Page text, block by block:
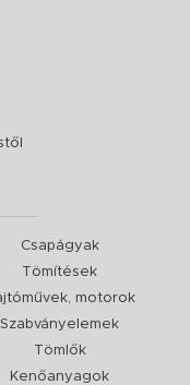
Csapágyak
Tömítések
motorok
Szabványelemek
Tömlők
Kenőanyagok